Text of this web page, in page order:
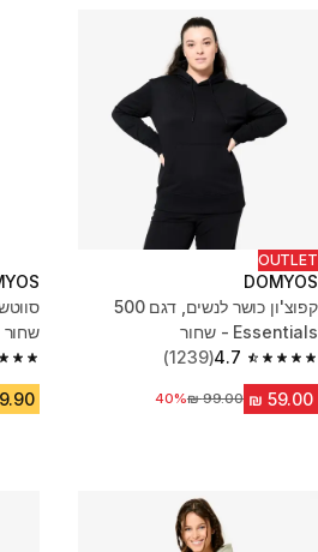
OUTLET
DOMYOS
קפוצ'ון כושר לנשים, דגם 500
Essentials - שחור
4.7
4.7 out of 5 stars from 1239 reviews
(1239)
מחיר לפני הנחה‏99.00 ₪
40%
שחור
4.7 out of 5 stars from 788 reviews